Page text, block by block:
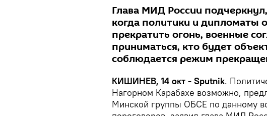
Глава МИД России
когда политики и дипломаты
прекратить огонь, военные
приниматься, кто будет
соблюдается режим
КИШИНЕВ, 14 окт - Sputnik.
Нагорном Карабахе возможно,
Минской группы ОБСЕ по данному